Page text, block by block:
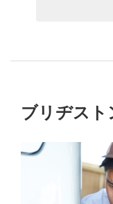
ブリヂスト